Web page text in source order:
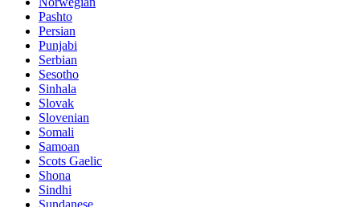
Pashto
Persian
Punjabi
Serbian
Sesotho
Sinhala
Slovak
Slovenian
Somali
Samoan
Scots Gaelic
Shona
Sindhi